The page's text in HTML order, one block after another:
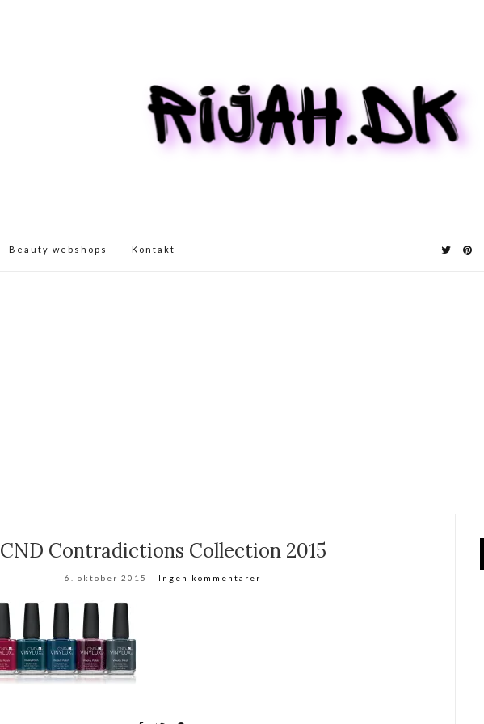
Beauty webshops Kontakt
CND Contradictions Collection 2015
6. oktober 2015 Ingen kommentarer